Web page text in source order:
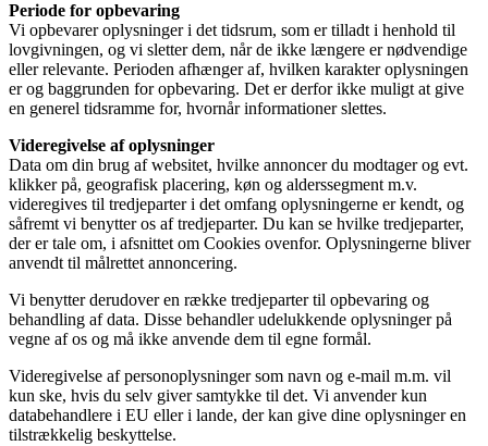
Periode for opbevaring
Vi opbevarer oplysninger i det tidsrum, som er tilladt i henhold til
lovgivningen, og vi sletter dem, når de ikke længere er nødvendige
eller relevante. Perioden afhænger af, hvilken karakter oplysningen
er og baggrunden for opbevaring. Det er derfor ikke muligt at give
en generel tidsramme for, hvornår informationer slettes.
Videregivelse af oplysninger
Data om din brug af websitet, hvilke annoncer du modtager og evt.
klikker på, geografisk placering, køn og alderssegment m.v.
videregives til tredjeparter i det omfang oplysningerne er kendt, og
såfremt vi benytter os af tredjeparter. Du kan se hvilke tredjeparter,
der er tale om, i afsnittet om Cookies ovenfor. Oplysningerne bliver
anvendt til målrettet annoncering.
Vi benytter derudover en række tredjeparter til opbevaring og
behandling af data. Disse behandler udelukkende oplysninger på
vegne af os og må ikke anvende dem til egne formål.
Videregivelse af personoplysninger som navn og e-mail m.m. vil
kun ske, hvis du selv giver samtykke til det. Vi anvender kun
databehandlere i EU eller i lande, der kan give dine oplysninger en
tilstrækkelig beskyttelse.